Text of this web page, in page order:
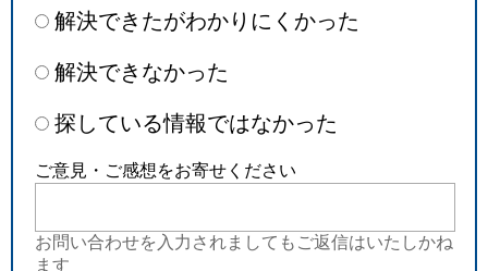
解決できたがわかりにくかった
解決できなかった
探している情報ではなかった
ご意見・ご感想をお寄せください
お問い合わせを入力されましてもご返信はいたしかね
ます